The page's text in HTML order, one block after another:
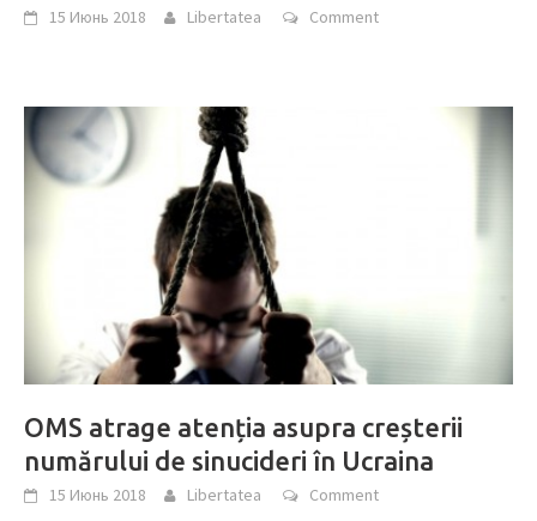
15 Июнь 2018 Libertatea Comment
OMS atrage atenția asupra creșterii
numărului de sinucideri în Ucraina
15 Июнь 2018 Libertatea Comment